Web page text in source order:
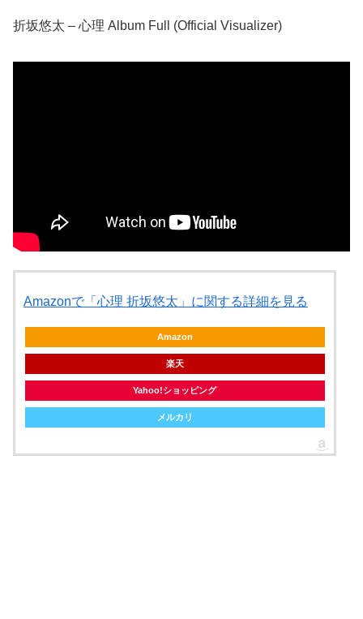
折坂悠太 – 心理 Album Full (Official Visualizer)
Amazonで「心理 折坂悠太」に関する詳細を見る
Amazon
楽天
Yahoo!ショッピング
メルカリ